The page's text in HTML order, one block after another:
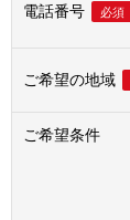
電話番号 必須
ご希望の地域
ご希望条件